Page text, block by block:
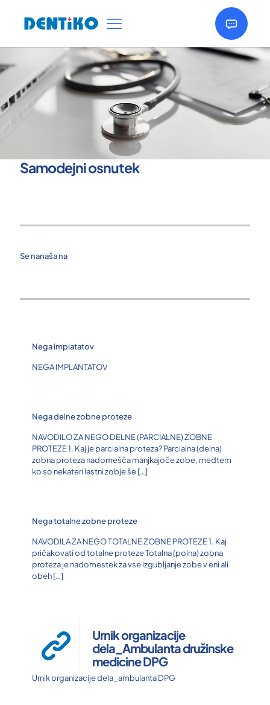
Samodejni osnutek
Se nanaša na
Nega implatatov
NEGA IMPLANTATOV
Nega delne zobne proteze
NAVODILO ZA NEGO DELNE (PARCIALNE) ZOBNE
PROTEZE 1. Kaj je parcialna proteza? Parcialna (delna)
zobna proteza nadomešča manjkajoče zobe, medtem
ko so nekateri lastni zobje še[…]
Nega totalne zobne proteze
NAVODILA ZA NEGO TOTALNE ZOBNE PROTEZE 1. Kaj
pričakovati od totalne proteze Totalna (polna) zobna
proteza je nadomestek za vse izgubljanje zobe v eni ali
obeh[…]
Urnik organizacije
dela_Ambulanta družinske
medicine DPG
Urnik organizacije dela_ambulanta DPG